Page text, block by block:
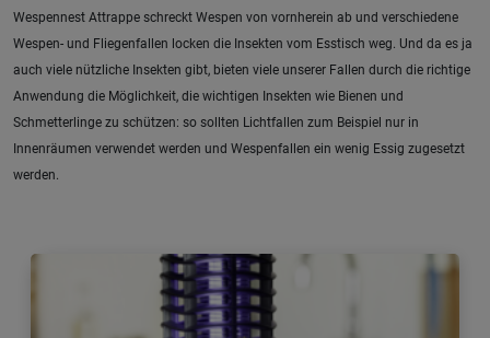
Wespennest Attrappe schreckt Wespen von vornherein ab und verschiedene
Wespen- und Fliegenfallen locken die Insekten vom Esstisch weg. Und da es ja
auch viele nützliche Insekten gibt, bieten viele unserer Fallen durch die richtige
Anwendung die Möglichkeit, die wichtigen Insekten wie Bienen und
Schmetterlinge zu schützen: so sollten Lichtfallen zum Beispiel nur in
Innenräumen verwendet werden und Wespenfallen ein wenig Essig zugesetzt
werden.